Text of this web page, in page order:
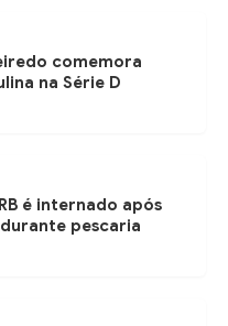
comemora
na Série D
é internado após
pescaria